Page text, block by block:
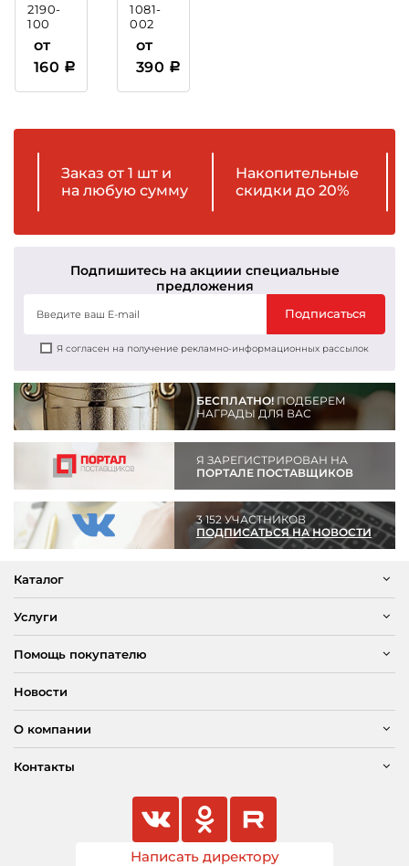
2190-
100
от
160
1081-
002
пластиковая
от
390
Заказ от 1 шт и
на любую сумму
Накопительные
скидки до 20%
Подпишитесь на акциии специальные
предложения
Подписаться
Я согласен на получение рекламно-информационных рассылок
БЕСПЛАТНО!ПОДБЕРЕМ
НАГРАДЫ ДЛЯ ВАС
Я ЗАРЕГИСТРИРОВАН НА
ПОРТАЛЕ ПОСТАВЩИКОВ
3 152 УЧАСТНИКОВ
ПОДПИСАТЬСЯ НА НОВОСТИ
Каталог
Услуги
Помощь покупателю
Новости
О компании
Контакты
Написать директору